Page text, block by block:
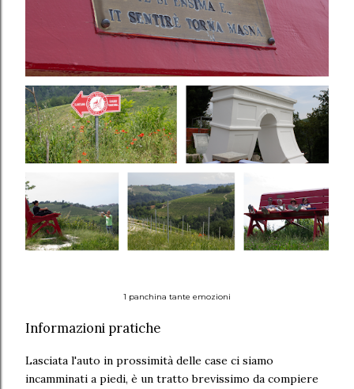
1 panchina tante emozioni
Informazioni pratiche
Lasciata l'auto in prossimità delle case ci siamo
incamminati a piedi, è un tratto brevissimo da compiere